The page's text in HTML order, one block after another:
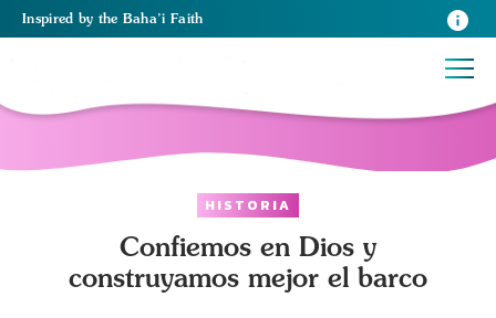
Inspired by the Baha’i Faith
HISTORIA
Confiemos en Dios y
construyamos mejor el barco